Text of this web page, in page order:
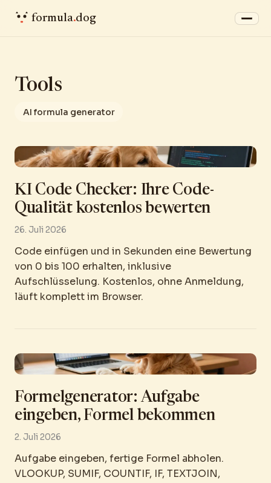
Tools
AI formula generator
KI Code Checker: Ihre Code-
Qualität kostenlos bewerten
26. Juli 2026
Code einfügen und in Sekunden eine Bewertung
von 0 bis 100 erhalten, inklusive
Aufschlüsselung. Kostenlos, ohne Anmeldung,
läuft komplett im Browser.
Formelgenerator: Aufgabe
eingeben, Formel bekommen
2. Juli 2026
Aufgabe eingeben, fertige Formel abholen.
VLOOKUP, SUMIF, COUNTIF, IF, TEXTJOIN,
formula.dog